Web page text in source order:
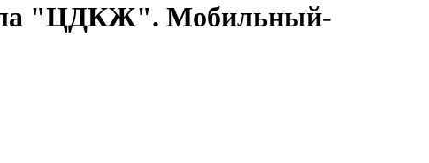
"ЦДКЖ". Мобильный-